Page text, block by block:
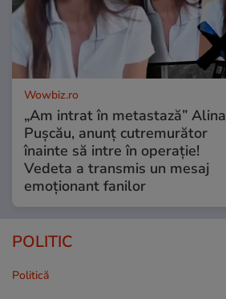
Wowbiz.ro
„Am intrat în metastază” Alina
Pușcău, anunț cutremurător
înainte să intre în operație!
Vedeta a transmis un mesaj
emoționant fanilor
POLITIC
Politică